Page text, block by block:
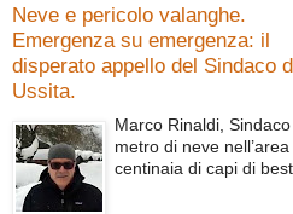
Neve e pericolo valanghe.
Emergenza su emergenza: il
disperato appello del Sindaco
Ussita.
Marco Rinaldi,
metro di neve
centinaia di capi di